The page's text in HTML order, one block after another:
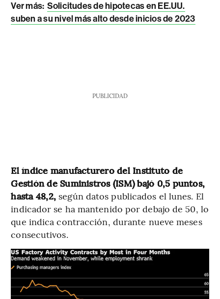
Ver más: Solicitudes de hipotecas en EE.UU.
suben a su nivel más alto desde inicios de 2023
PUBLICIDAD
El índice manufacturero del Instituto de
Gestión de Suministros (ISM) bajó 0,5 puntos,
hasta 48,2, según datos publicados el lunes. El
indicador se ha mantenido por debajo de 50, lo
que indica contracción, durante nueve meses
consecutivos.